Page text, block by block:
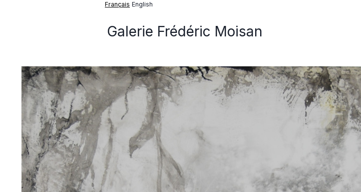
Français English
Galerie Frédéric Moisan